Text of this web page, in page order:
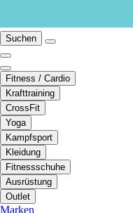
Suchen
Fitness / Cardio
Krafttraining
CrossFit
Yoga
Kampfsport
Kleidung
Fitnessschuhe
Ausrüstung
Outlet
Marken